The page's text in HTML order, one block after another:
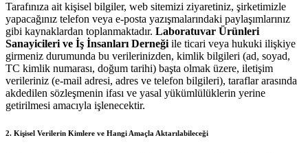
Tarafınıza ait kişisel bilgiler, web sitemizi ziyaretiniz, şirketimizle
yapacağınız telefon veya e-posta yazışmalarındaki paylaşımlarınız
gibi kaynaklardan toplanmaktadır. Laboratuvar Ürünleri
Sanayicileri ve İş İnsanları Derneği ile ticari veya hukuki ilişkiye
girmeniz durumunda bu verilerinizden, kimlik bilgileri (ad, soyad,
TC kimlik numarası, doğum tarihi) başta olmak üzere, iletişim
verileriniz (e-mail adresi, adres ve telefon bilgileri), taraflar arasında
akdedilen sözleşmenin ifası ve yasal yükümlülüklerin yerine
getirilmesi amacıyla işlenecektir.
2. Kişisel Verilerin Kimlere ve Hangi Amaçla Aktarılabileceği